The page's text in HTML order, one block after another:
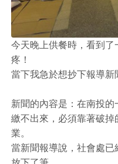
今天晚上供餐時，看到
疼！
當下我急於想抄下報導新
新聞的內容是：在南投
繳不出來，必須靠著破
業。
當新聞報導說，社會處已